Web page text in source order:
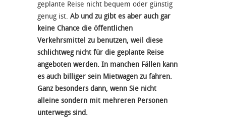
geplante Reise nicht bequem oder günstig
genug ist. Ab und zu gibt es aber auch gar
keine Chance die öffentlichen
Verkehrsmittel zu benutzen, weil diese
schlichtweg nicht für die geplante Reise
angeboten werden. In manchen Fällen kann
es auch billiger sein Mietwagen zu fahren.
Ganz besonders dann, wenn Sie nicht
alleine sondern mit mehreren Personen
unterwegs sind.